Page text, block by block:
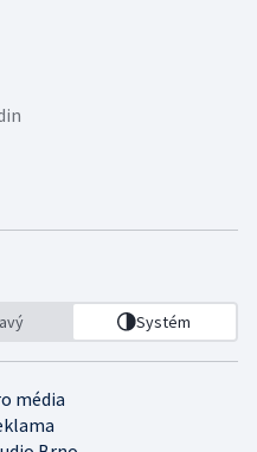
Systém
média